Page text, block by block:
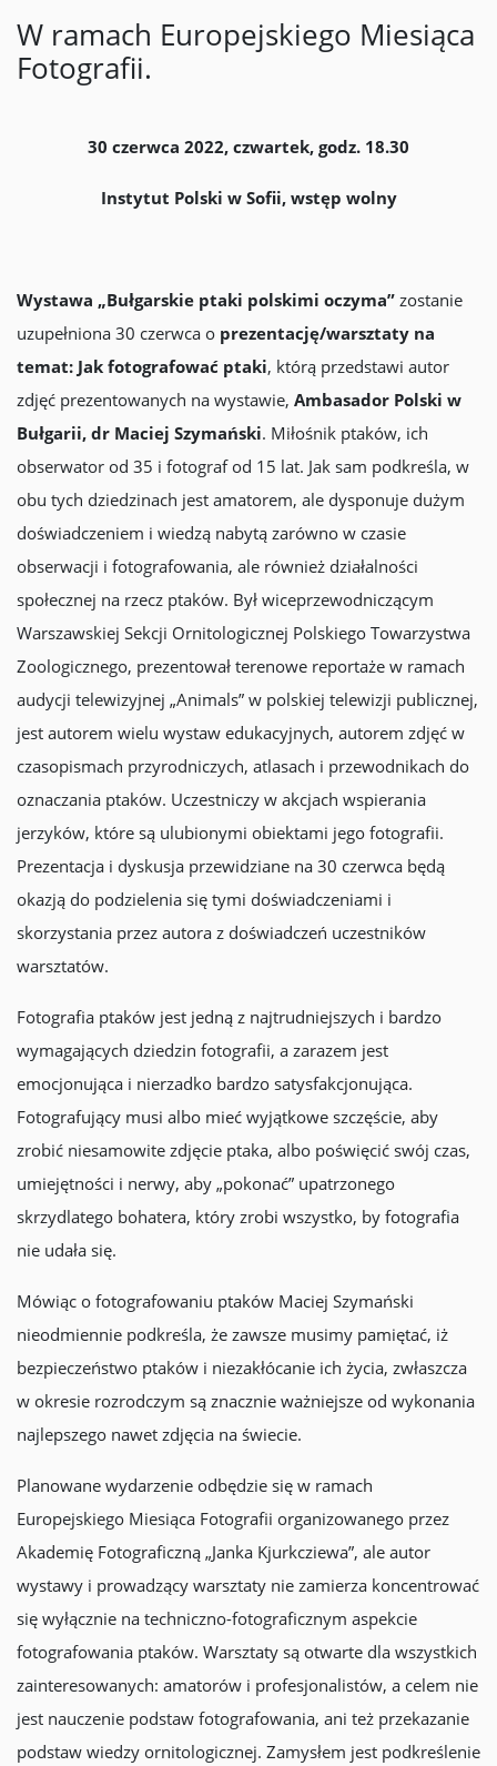
W ramach Europejskiego Miesiąca
Fotografii.
30 czerwca 2022, czwartek, godz. 18.30
Instytut Polski w Sofii, wstęp wolny
Wystawa „Bułgarskie ptaki polskimi oczyma” zostanie
uzupełniona 30 czerwca o prezentację/warsztaty na
temat: Jak fotografować ptaki, którą przedstawi autor
zdjęć prezentowanych na wystawie, Ambasador Polski w
Bułgarii, dr Maciej Szymański. Miłośnik ptaków, ich
obserwator od 35 i fotograf od 15 lat. Jak sam podkreśla, w
obu tych dziedzinach jest amatorem, ale dysponuje dużym
doświadczeniem i wiedzą nabytą zarówno w czasie
obserwacji i fotografowania, ale również działalności
społecznej na rzecz ptaków. Był wiceprzewodniczącym
Warszawskiej Sekcji Ornitologicznej Polskiego Towarzystwa
Zoologicznego, prezentował terenowe reportaże w ramach
audycji telewizyjnej „Animals” w polskiej telewizji publicznej,
jest autorem wielu wystaw edukacyjnych, autorem zdjęć w
czasopismach przyrodniczych, atlasach i przewodnikach do
oznaczania ptaków. Uczestniczy w akcjach wspierania
jerzyków, które są ulubionymi obiektami jego fotografii.
Prezentacja i dyskusja przewidziane na 30 czerwca będą
okazją do podzielenia się tymi doświadczeniami i
skorzystania przez autora z doświadczeń uczestników
warsztatów.
Fotografia ptaków jest jedną z najtrudniejszych i bardzo
wymagających dziedzin fotografii, a zarazem jest
emocjonująca i nierzadko bardzo satysfakcjonująca.
Fotografujący musi albo mieć wyjątkowe szczęście, aby
zrobić niesamowite zdjęcie ptaka, albo poświęcić swój czas,
umiejętności i nerwy, aby „pokonać” upatrzonego
skrzydlatego bohatera, który zrobi wszystko, by fotografia
nie udała się.
Mówiąc o fotografowaniu ptaków Maciej Szymański
nieodmiennie podkreśla, że zawsze musimy pamiętać, iż
bezpieczeństwo ptaków i niezakłócanie ich życia, zwłaszcza
w okresie rozrodczym są znacznie ważniejsze od wykonania
najlepszego nawet zdjęcia na świecie.
Planowane wydarzenie odbędzie się w ramach
Europejskiego Miesiąca Fotografii organizowanego przez
Akademię Fotograficzną „Janka Kjurkcziewa”, ale autor
wystawy i prowadzący warsztaty nie zamierza koncentrować
się wyłącznie na techniczno-fotograficznym aspekcie
fotografowania ptaków. Warsztaty są otwarte dla wszystkich
zainteresowanych: amatorów i profesjonalistów, a celem nie
jest nauczenie podstaw fotografowania, ani też przekazanie
podstaw wiedzy ornitologicznej. Zamysłem jest podkreślenie